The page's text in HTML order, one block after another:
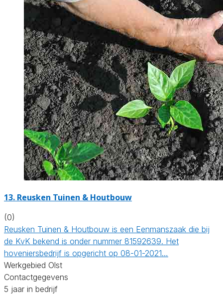
13. Reusken Tuinen & Houtbouw
(0)
Reusken Tuinen & Houtbouw is een Eenmanszaak die bij
de KvK bekend is onder nummer 81592639. Het
hoveniersbedrijf is opgericht op 08-01-2021…
Werkgebied Olst
Contactgegevens
5 jaar in bedrijf